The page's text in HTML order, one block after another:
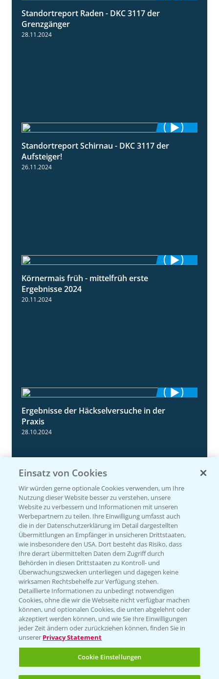
Standortreport Raden - DKC 3117 der
Grenzgänger
28.11.2024
3:00
Standortreport Schirnau - DKC 3117 der
Aufsteiger!
26.11.2024
Körnermais früh - mittelfrüh erste
Ergebnisse 2024
20.11.2024
Ergebnisse der Häckselversuche in der
Praxis
28.10.2024
5:54
Rundgang - Silomais Demo Region
Augsburg
24.09.2024
Einsatz von Cookies
Wir würden gerne optionale Cookies verwenden, um Ihre
Nutzung dieser Website besser zu verstehen, unsere
Website zu verbessern und Informationen mit unseren
Werbepartnern zu teilen. Ihre Einwilligung umfasst auch
die in der Datenschutzerklärung im Detail dargestellten
Übermittlungen an Empfänger in unsicheren Drittstaaten,
wie insbesondere den USA. Dort besteht das Risiko, dass
Ihre derart übermittelten Daten dem Zugriff durch
Behörden in diesen Drittstaaten zu Kontroll- und
Überwachungszwecken unterliegen und dagegen keine
wirksamen Rechtsbehelfe zur Verfügung stehen.
Detaillierte Informationen zu unbedingt notwendigen
Cookies, ohne die wir die Webseite nicht verfügbar machen
können, und optionalen Cookies, die unten abgelehnt oder
akzeptiert werden können, und wie Sie Ihre Einwilligungen
jeder Zeit ändern oder zurückziehen können, finden Sie in
unserer Privacy Statement
Cookie Einstellungen